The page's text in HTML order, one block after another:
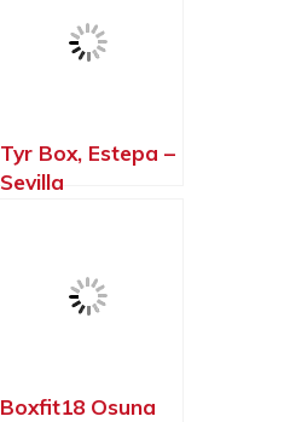
Tyr Box, Estepa –
Sevilla
Boxfit18 Osuna